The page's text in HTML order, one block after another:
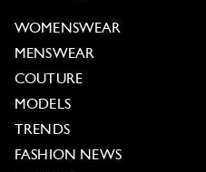
WOMENSWEAR
MENSWEAR
COUTURE
MODELS
TRENDS
FASHION NEWS